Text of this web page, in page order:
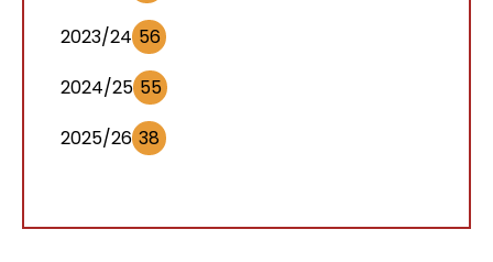
2023/24 56
2024/25 55
2025/26 38